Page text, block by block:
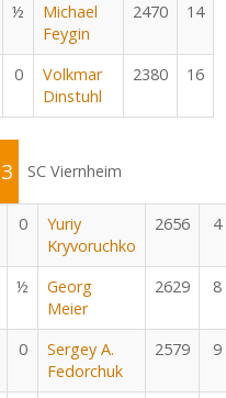
½
Michael
Feygin
2470 14
0
Volkmar
Dinstuhl
2380 16
3 SC Viernheim
0
Yuriy
Kryvoruchko
2656 4
½
Georg
Meier
2629 8
0
Sergey A.
Fedorchuk
2579 9